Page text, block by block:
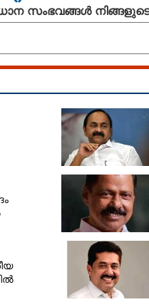
സംഭവങ്ങൾ
പിന്നാലെ
സംഘടനാ നേതാക്കൾ